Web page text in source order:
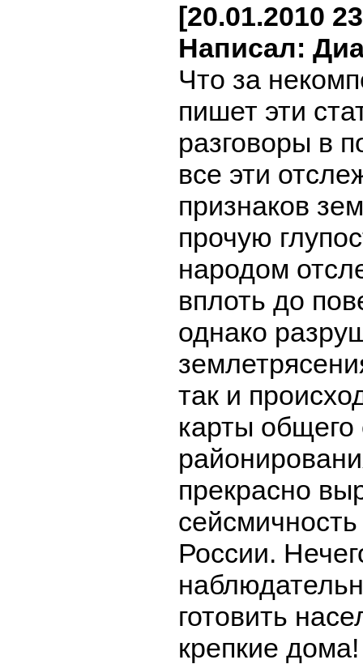
[20.01.2010
Написал:
Что за
пишет эти
разговоры в
все эти
признаков
прочую
народом
вплоть до
однако
так и
карты общего
прекрасно
России.
готовить
крепкие дома!